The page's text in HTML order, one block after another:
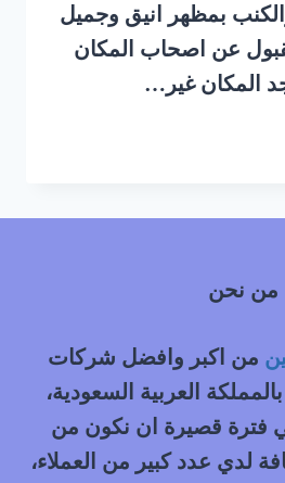
بمظهر انيق وجميل
عن اصحاب المكان
المكان غير…
من نحن
من اكبر وافضل شركات
العربية السعودية،
فترة قصيرة ان نكون من
لدي عدد كبير من العملاء،